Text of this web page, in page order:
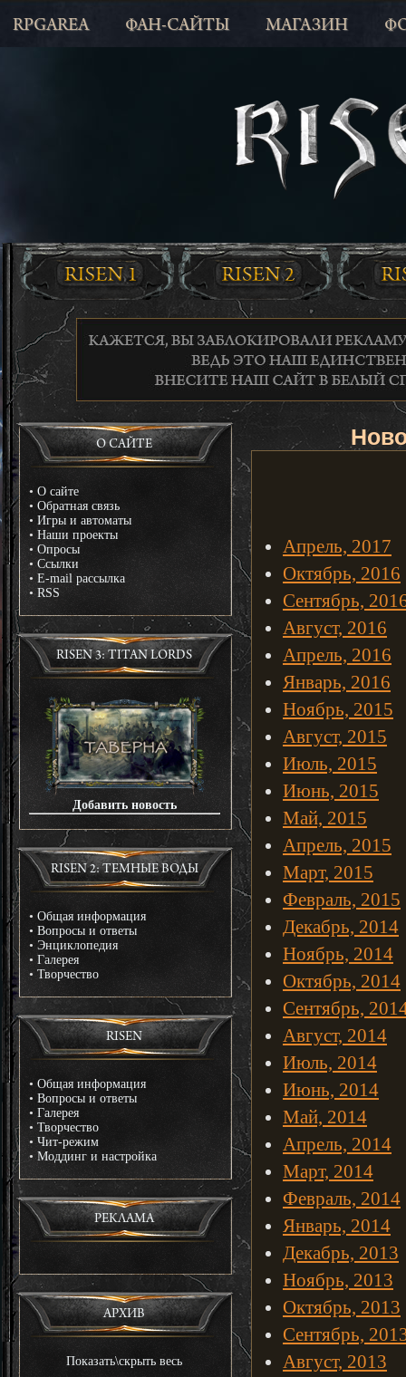
RPGAREA ФАН-САЙТЫ МАГАЗИН
О САЙТЕ
• О сайте
• Обратная связь
• Игры и автоматы
• Наши проекты
• Опросы
• Ссылки
• E-mail рассылка
• RSS
RISEN 3: TITAN LORDS
Добавить новость
RISEN 2: ТЕМНЫЕ ВОДЫ
• Общая информация
• Вопросы и ответы
• Энциклопедия
• Галерея
• Творчество
RISEN
• Общая информация
• Вопросы и ответы
• Галерея
• Творчество
• Чит-режим
• Моддинг и настройка
РЕКЛАМА
АРХИВ
Показать\скрыть весь
Апрель, 2017
Октябрь, 2016
Сентябрь,
Август, 2016
Апрель, 2016
Январь, 2016
Ноябрь, 2015
Август, 2015
Июль, 2015
Июнь, 2015
Май, 2015
Апрель, 2015
Март, 2015
Февраль, 2015
Декабрь, 2014
Ноябрь, 2014
Октябрь, 2014
Сентябрь,
Август, 2014
Июль, 2014
Июнь, 2014
Май, 2014
Апрель, 2014
Март, 2014
Февраль, 2014
Январь, 2014
Декабрь, 2013
Ноябрь, 2013
Октябрь, 2013
Сентябрь,
Август, 2013